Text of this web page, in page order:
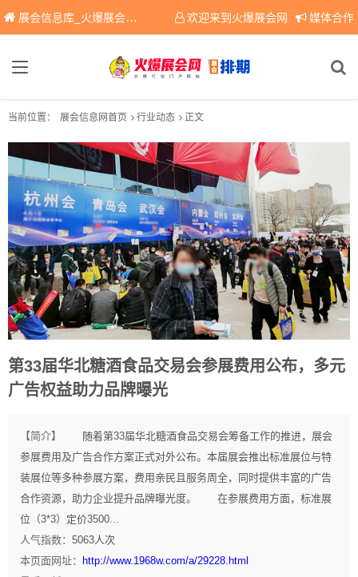
展会信息库_火爆展会网免费展会信息查询平台，提供专业会展服务！ 欢迎来到火爆展会网 媒体合作
当前位置： 展会信息网首页 行业动态 正文
第33届华北糖酒食品交易会参展费用公布，多元
广告权益助力品牌曝光
【简介】
随着第33届华北糖酒食品交易会筹备工作的推进，展会
参展费用及广告合作方案正式对外公布。本届展会推出标准展位与特
装展位等多种参展方案，费用亲民且服务周全，同时提供丰富的广告
合作资源，助力企业提升品牌曝光度。 在参展费用方面，标准展
位（3*3）定价3500...
人气指数： 5063人次
本页面网址：
http://www.1968w.com/a/29228.html